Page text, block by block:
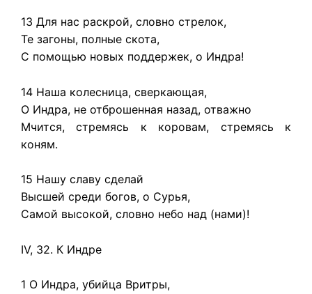
13 Для нас раскрой, словно стрелок,
Те загоны, полные скота,
С помощью новых поддержек, о Индра!
14 Наша колесница, сверкающая,
О Индра, не отброшенная назад, отважно
Мчится, стремясь к коровам, стремясь к
коням.
15 Нашу славу сделай
Высшей среди богов, о Сурья,
Самой высокой, словно небо над (нами)!
IV, 32. К Индре
1 О Индра, убийца Вритры,